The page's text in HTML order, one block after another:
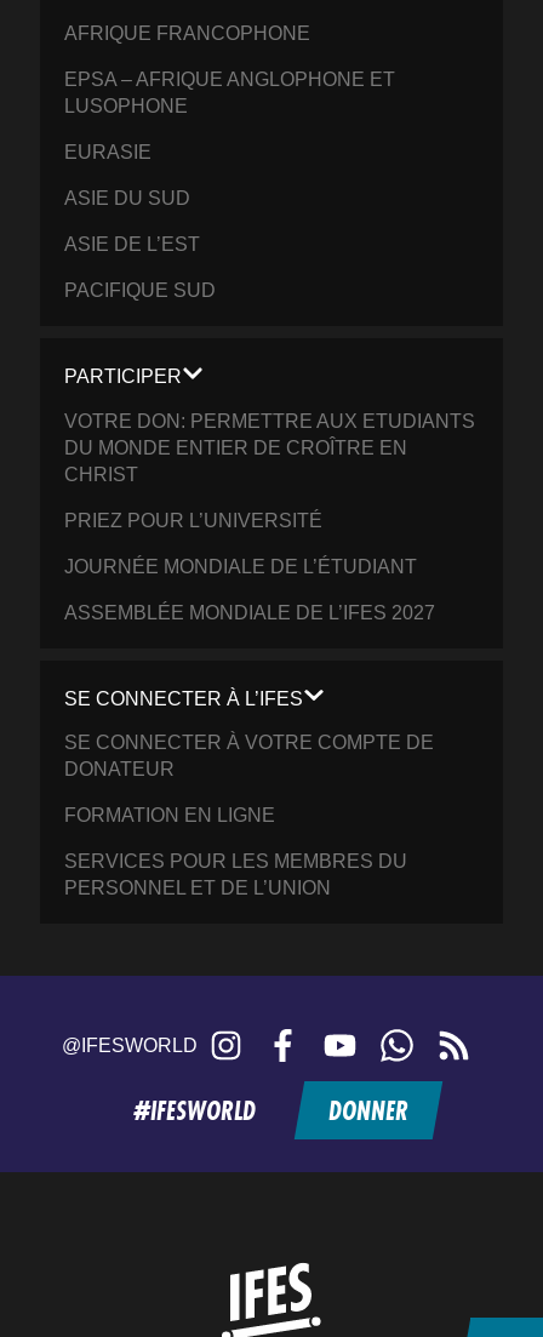
AFRIQUE FRANCOPHONE
EPSA – AFRIQUE ANGLOPHONE ET
LUSOPHONE
EURASIE
ASIE DU SUD
ASIE DE L’EST
PACIFIQUE SUD
PARTICIPER
VOTRE DON: PERMETTRE AUX ETUDIANTS
DU MONDE ENTIER DE CROÎTRE EN
CHRIST
PRIEZ POUR L’UNIVERSITÉ
JOURNÉE MONDIALE DE L’ÉTUDIANT
ASSEMBLÉE MONDIALE DE L’IFES 2027
SE CONNECTER À L’IFES
SE CONNECTER À VOTRE COMPTE DE
DONATEUR
FORMATION EN LIGNE
SERVICES POUR LES MEMBRES DU
PERSONNEL ET DE L’UNION
@IFESWORLD Instagram FacebookYouTubeWhatsApp
feed
#IFESWORLD DONNER